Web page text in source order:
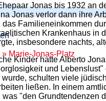
-
» Marie-Jonas-Platz
Jonas bis 1932 an
Jonas verlor dann ihre
Familieneinkommen
Krankenhaus in
insbesondere nachts,
Kinder hatte Alberto
und
schulten viele
ließen. In einem
was "den Grundtendenzen